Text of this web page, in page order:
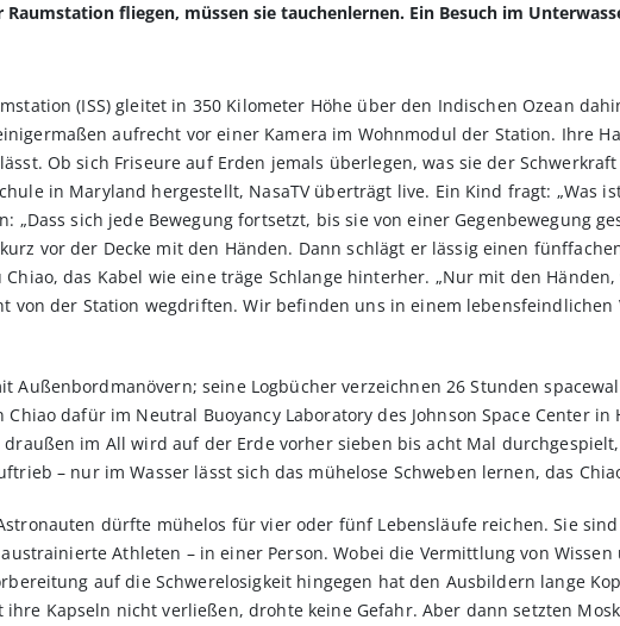
fliegen, müssen sie tauchenlernen. Ein Besuch im
(ISS) gleitet in 350 Kilometer Höhe über den Indischen Ozean
aufrecht vor einer Kamera im Wohnmodul der Station. Ihre
Ob sich Friseure auf Erden jemals überlegen, was sie der
in Maryland hergestellt, NasaTV überträgt live. Ein Kind fragt: „Was
„Dass sich jede Bewegung fortsetzt, bis sie von einer Gegenbewegung
vor der Decke mit den Händen. Dann schlägt er lässig einen
Chiao, das Kabel wie eine träge Schlange hinterher. „Nur mit den
von der Station wegdriften. Wir befinden uns in einem lebensfeindlichen
Außenbordmanövern; seine Logbücher verzeichnen 26 Stunden
Chiao dafür im Neutral Buoyancy Laboratory des Johnson Space Center
draußen im All wird auf der Erde vorher sieben bis acht Mal
– nur im Wasser lässt sich das mühelose Schweben lernen, das
dürfte mühelos für vier oder fünf Lebensläufe reichen. Sie
Athleten – in einer Person. Wobei die Vermittlung von
auf die Schwerelosigkeit hingegen hat den Ausbildern lange
Kapseln nicht verließen, drohte keine Gefahr. Aber dann setzten